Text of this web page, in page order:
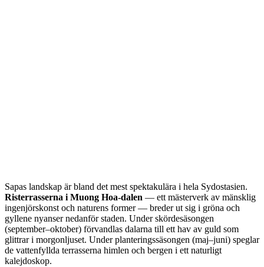
Sapas landskap är bland det mest spektakulära i hela Sydostasien.
Risterrasserna i Muong Hoa-dalen — ett mästerverk av mänsklig
ingenjörskonst och naturens former — breder ut sig i gröna och
gyllene nyanser nedanför staden. Under skördesäsongen
(september–oktober) förvandlas dalarna till ett hav av guld som
glittrar i morgonljuset. Under planteringssäsongen (maj–juni) speglar
de vattenfyllda terrasserna himlen och bergen i ett naturligt
kalejdoskop.